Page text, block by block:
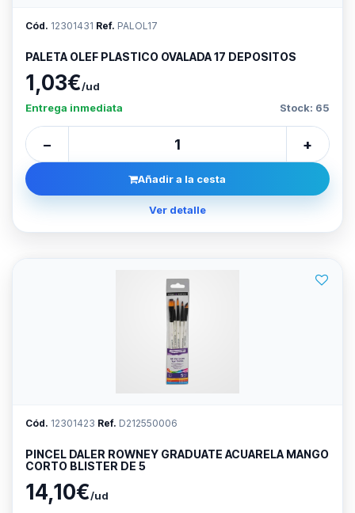
Cód. 12301431 Ref. PALOL17
PALETA OLEF PLASTICO OVALADA 17 DEPOSITOS
1,03€/ud
Entrega inmediata
Stock: 65
− +
Añadir a la cesta
Ver detalle
Cód. 12301423 Ref. D212550006
PINCEL DALER ROWNEY GRADUATE ACUARELA MANGO
CORTO BLISTER DE 5
14,10€/ud